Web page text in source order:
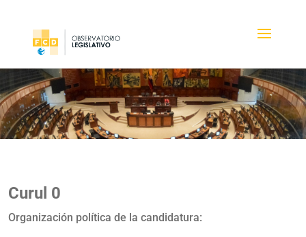
Curul 0
Organización política de la candidatura: